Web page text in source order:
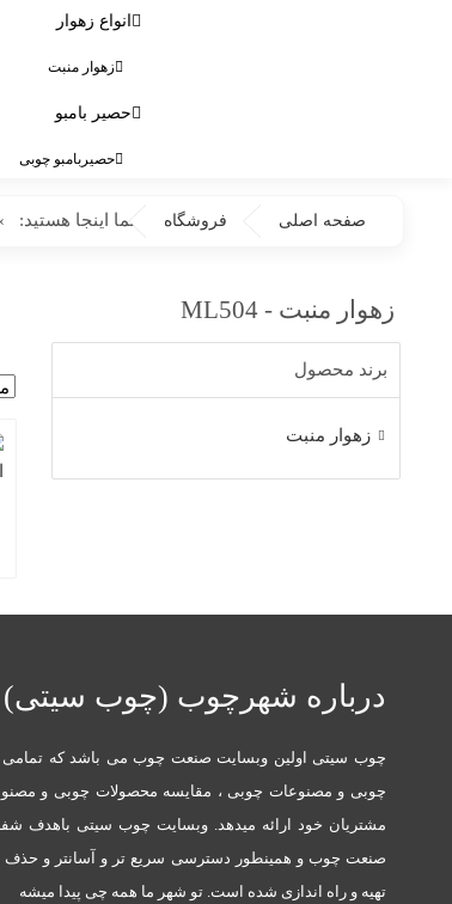
انواع زهوار
زهوار منبت
حصیر بامبو
حصیربامبو چوبی
شما اینجا هستید: صفحه اصلی فروشگاه
زهوار منبت - ML504
برند محصول
زهوار منبت
درباره شهرچوب (چوب سیتی)
چوب سیتی اولین وبسایت صنعت چوب می باشد که تمامی
چوبی و مصنوعات چوبی ، مقایسه محصولات چوبی و
مشتریان خود ارائه میدهد. وبسایت چوب سیتی باهدف
صنعت چوب و همینطور دسترسی سریع تر و آسانتر و حذف
تهیه و راه اندازی شده است. تو شهر ما همه چی پیدا میشه